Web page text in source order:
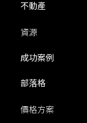
不動產
資源
成功案例
部落格
價格方案